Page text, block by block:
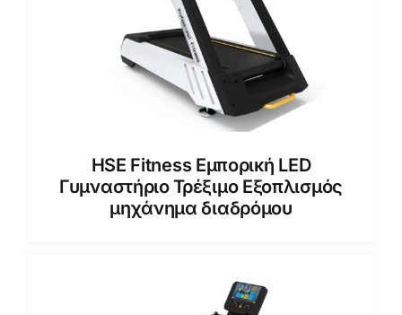
HSE Fitness Εμπορική LED
Γυμναστήριο Τρέξιμο Εξοπλισμός
μηχάνημα διαδρόμου